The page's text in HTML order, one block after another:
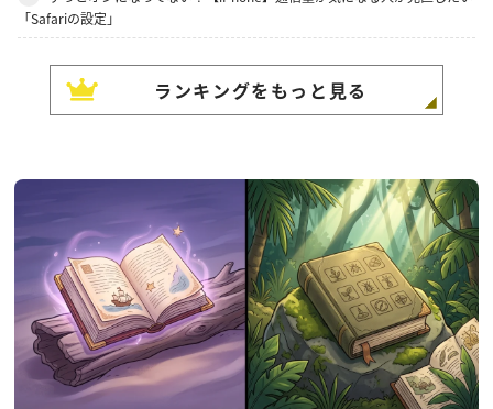
「Safariの設定」
ランキングをもっと見る